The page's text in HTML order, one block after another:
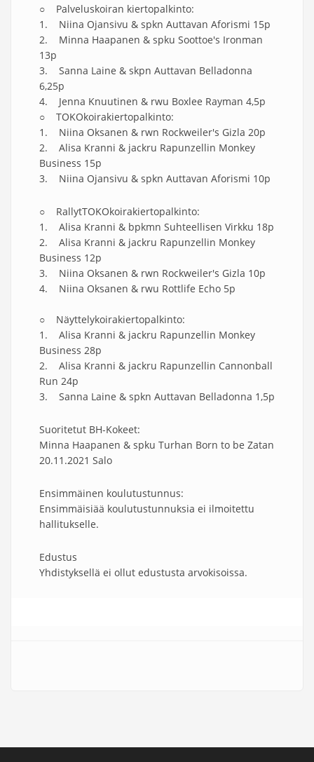
○ Palveluskoiran kiertopalkinto:
1. Niina Ojansivu & spkn Auttavan Aforismi 15p
2. Minna Haapanen & spku Soottoe's Ironman
13p
3. Sanna Laine & skpn Auttavan Belladonna
6,25p
4. Jenna Knuutinen & rwu Boxlee Rayman 4,5p
○ TOKOkoirakiertopalkinto:
1. Niina Oksanen & rwn Rockweiler's Gizla 20p
2. Alisa Kranni & jackru Rapunzellin Monkey
Business 15p
3. Niina Ojansivu & spkn Auttavan Aforismi 10p
○ RallytTOKOkoirakiertopalkinto:
1. Alisa Kranni & bpkmn Suhteellisen Virkku 18p
2. Alisa Kranni & jackru Rapunzellin Monkey
Business 12p
3. Niina Oksanen & rwn Rockweiler's Gizla 10p
4. Niina Oksanen & rwu Rottlife Echo 5p
○ Näyttelykoirakiertopalkinto:
1. Alisa Kranni & jackru Rapunzellin Monkey
Business 28p
2. Alisa Kranni & jackru Rapunzellin Cannonball
Run 24p
3. Sanna Laine & spkn Auttavan Belladonna 1,5p
Suoritetut BH-Kokeet:
Minna Haapanen & spku Turhan Born to be Zatan
20.11.2021 Salo
Ensimmäinen koulutustunnus:
Ensimmäisiää koulutustunnuksia ei ilmoitettu
hallitukselle.
Edustus
Yhdistyksellä ei ollut edustusta arvokisoissa.